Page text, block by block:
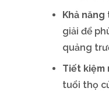
Khả
giải để
quảng
Tiết kiệm
tuổi thọ